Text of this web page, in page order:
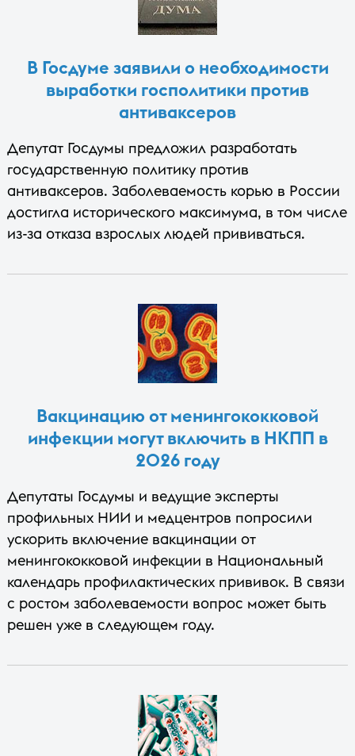
В Госдуме заявили о необходимости
выработки госполитики против
антиваксеров
Депутат Госдумы предложил разработать
государственную политику против
антиваксеров. Заболеваемость корью в России
достигла исторического максимума, в том числе
из-за отказа взрослых людей прививаться.
Вакцинацию от менингококковой
инфекции могут включить в НКПП в
2026 году
Депутаты Госдумы и ведущие эксперты
профильных НИИ и медцентров попросили
ускорить включение вакцинации от
менингококковой инфекции в Национальный
календарь профилактических прививок. В связи
с ростом заболеваемости вопрос может быть
решен уже в следующем году.